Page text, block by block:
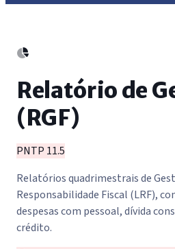
Relatório de
(RGF)
PNTP 11.5
Relatórios quadrimestrais de
Responsabilidade Fiscal (LRF),
despesas com pessoal, dívida
crédito.